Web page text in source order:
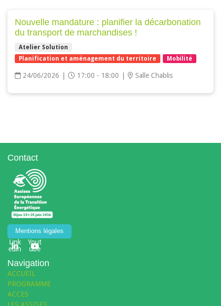
Nouvelle mandature : planifier la décarbonation
du transport de marchandises !
Atelier Solution
Planification et aménagement du territoire
Mobilité
24/06/2026 17:00 - 18:00 Salle Chablis
Contact
Mentions légales
Link
edin
Yout
ube
Navigation
ACCUEIL
PROGRAMME
ACCES
LES ASSISES